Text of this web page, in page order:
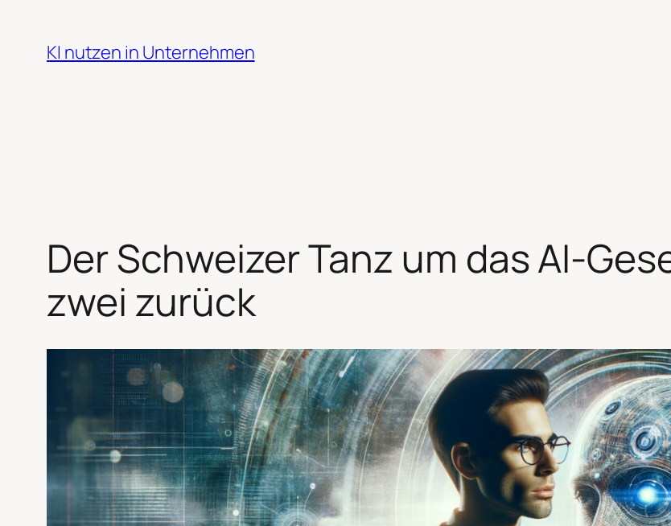
Inhalt
springen
KI nutzen in Unternehmen
Der Schweizer Tanz um das AI-
zwei zurück